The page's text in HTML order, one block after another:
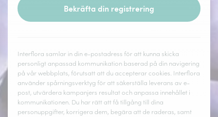
Bekräfta din registrering
Interflora samlar in din e-postadress för att kunna skicka
personligt anpassad kommunikation baserad på din navigering
på vår webbplats, förutsatt att du accepterar cookies. Interflora
använder spårningsverktyg för att säkerställa leverans av e-
post, utvärdera kampanjers resultat och anpassa innehållet i
kommunikationen. Du har rätt att få tillgång till dina
personuppgifter, korrigera dem, begära att de raderas, samt